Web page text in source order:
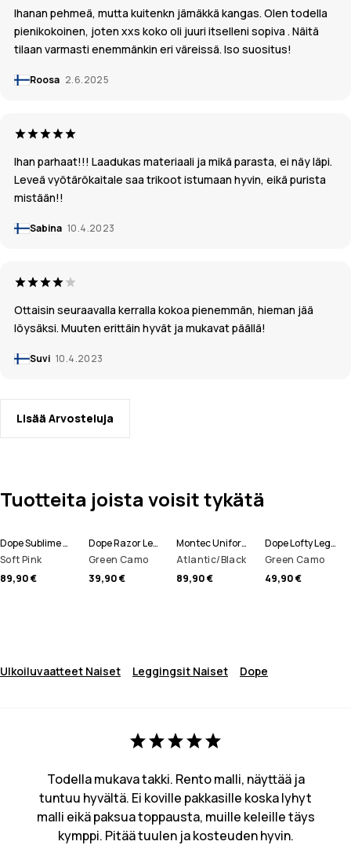
Ihanan pehmeä, mutta kuitenkn jämäkkä kangas. Olen todella
pienikokoinen, joten xxs koko oli juuri itselleni sopiva . Näitä
tilaan varmasti enemmänkin eri väreissä. Iso suositus!
Roosa 2.6.2025
Ihan parhaat!!! Laadukas materiaali ja mikä parasta, ei näy läpi.
Leveä vyötärökaitale saa trikoot istumaan hyvin, eikä purista
mistään!!
Sabina 10.4.2023
Ottaisin seuraavalla kerralla kokoa pienemmän, hieman jää
löysäksi. Muuten erittäin hyvät ja mukavat päällä!
Suvi 10.4.2023
Lisää Arvosteluja
Tuotteita joista voisit tykätä
Dope Sublime W Fleecehuppari Naiset
Soft Pink
89,90 €
Dope Razor Leggingsit Naiset
Green Camo
39,90 €
Montec Uniform W Fleecehuppari Naiset
Atlantic/Black
89,90 €
Dope Lofty Leggingsit Naiset
Green Camo
49,90 €
Ulkoiluvaatteet Naiset Leggingsit Naiset Dope
Todella mukava takki. Rento malli, näyttää ja
tuntuu hyvältä. Ei koville pakkasille koska lyhyt
malli eikä paksua toppausta, muille keleille täys
kymppi. Pitää tuulen ja kosteuden hyvin.